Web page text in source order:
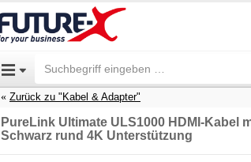
Zurück zu "Kabel & Adapter"
PureLink Ultimate ULS1000 HDMI-Kabel
Schwarz rund 4K Unterstützung